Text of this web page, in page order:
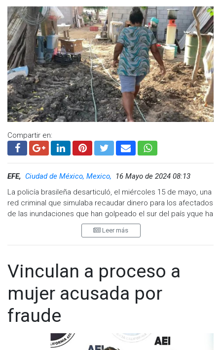
Compartir en:
EFE, Ciudad de México, Mexico,
16 Mayo de 2024 08:13
La policía brasileña desarticuló, el miércoles 15 de mayo, una
red criminal que simulaba recaudar dinero para los afectados
de las inundaciones que han golpeado el sur del país yque ha
dejado hasta el momento 150 muertos y más de 600 mil
Paulo, fueron detenidas dos personas y embargadas varias
cuentas bancarias, según informó la Policía Civil de Río
Grande do Sul, la región más afectada por el desastre que ha
causado una destrucción sin precedentes.
Según la investigación, dos hombres y una mujer, con el
falsas" en redes sociales haciéndose pasar por perfiles
oficiales del Gobierno de Río Grande do Sul.
Leer más
Vinculan a proceso a
mujer acusada por
fraude